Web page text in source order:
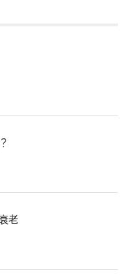
老